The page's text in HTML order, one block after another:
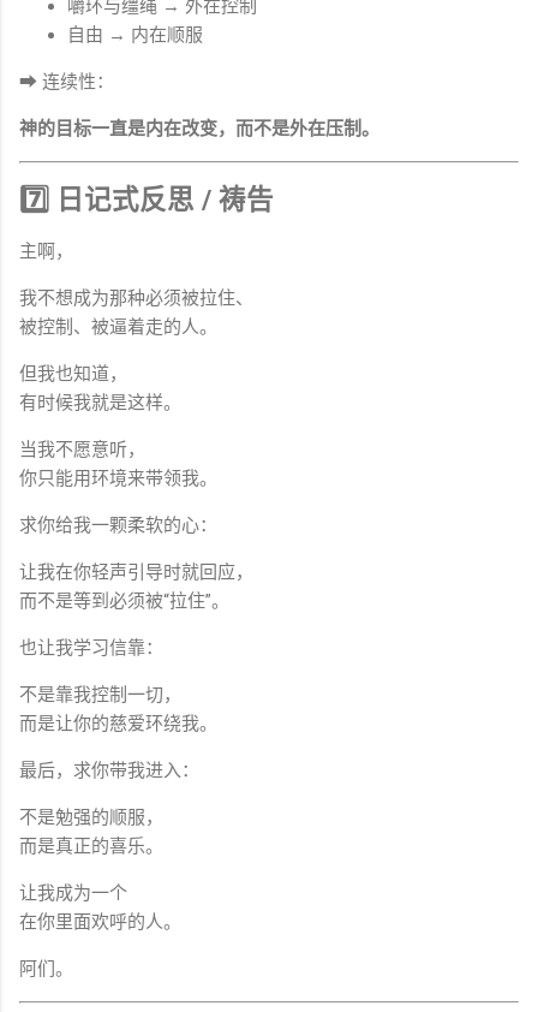
嚼环与缰绳 → 外在控制
自由 → 内在顺服
➡ 连续性：
神的目标一直是内在改变，而不是外在压制。
7️⃣ 日记式反思 / 祷告
主啊，
我不想成为那种必须被拉住、
被控制、被逼着走的人。
但我也知道，
有时候我就是这样。
当我不愿意听，
你只能用环境来带领我。
求你给我一颗柔软的心：
让我在你轻声引导时就回应，
而不是等到必须被“拉住”。
也让我学习信靠：
不是靠我控制一切，
而是让你的慈爱环绕我。
最后，求你带我进入：
不是勉强的顺服，
而是真正的喜乐。
让我成为一个
在你里面欢呼的人。
阿们。